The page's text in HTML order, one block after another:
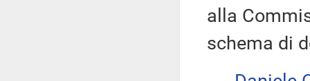
alla
schema di